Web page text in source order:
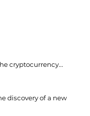
cryptocurrency...
discovery of a new